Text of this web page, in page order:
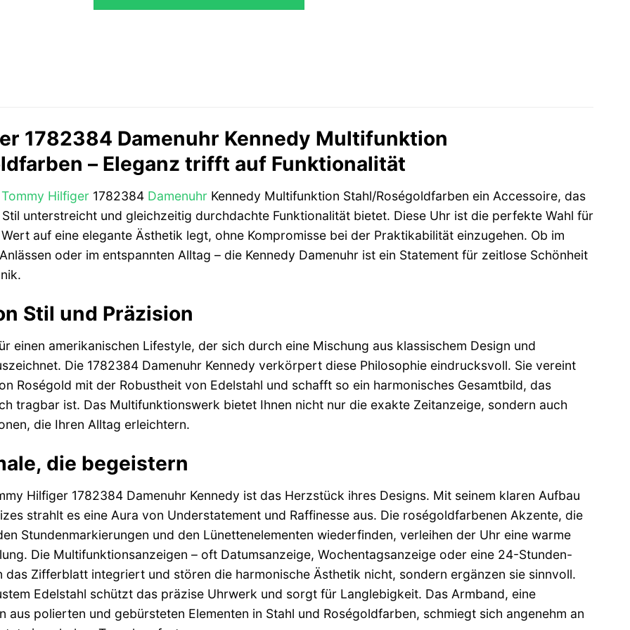
1782384 Damenuhr Kennedy Multifunktion
– Eleganz trifft auf Funktionalität
Tommy Hilfiger1782384 DamenuhrKennedy Multifunktion Stahl/Roségoldfarben ein Accessoire, das
unterstreicht und gleichzeitig durchdachte Funktionalität bietet. Diese Uhr ist die perfekte Wahl für
auf eine elegante Ästhetik legt, ohne Kompromisse bei der Praktikabilität einzugehen. Ob im
oder im entspannten Alltag – die Kennedy Damenuhr ist ein Statement für zeitlose Schönheit
Stil und Präzision
einen amerikanischen Lifestyle, der sich durch eine Mischung aus klassischem Design und
Die 1782384 Damenuhr Kennedy verkörpert diese Philosophie eindrucksvoll. Sie vereint
Roségold mit der Robustheit von Edelstahl und schafft so ein harmonisches Gesamtbild, das
tragbar ist. Das Multifunktionswerk bietet Ihnen nicht nur die exakte Zeitanzeige, sondern auch
die Ihren Alltag erleichtern.
die begeistern
Hilfiger 1782384 Damenuhr Kennedy ist das Herzstück ihres Designs. Mit seinem klaren Aufbau
strahlt es eine Aura von Understatement und Raffinesse aus. Die roségoldfarbenen Akzente, die
Stundenmarkierungen und den Lünettenelementen wiederfinden, verleihen der Uhr eine warme
Die Multifunktionsanzeigen – oft Datumsanzeige, Wochentagsanzeige oder eine 24-Stunden-
das Zifferblatt integriert und stören die harmonische Ästhetik nicht, sondern ergänzen sie sinnvoll.
Edelstahl schützt das präzise Uhrwerk und sorgt für Langlebigkeit. Das Armband, eine
aus polierten und gebürsteten Elementen in Stahl und Roségoldfarben, schmiegt sich angenehm an